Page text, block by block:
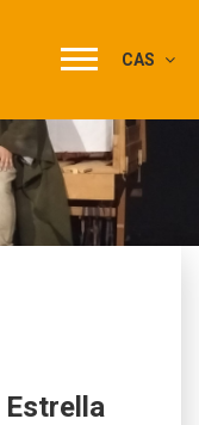
CAS